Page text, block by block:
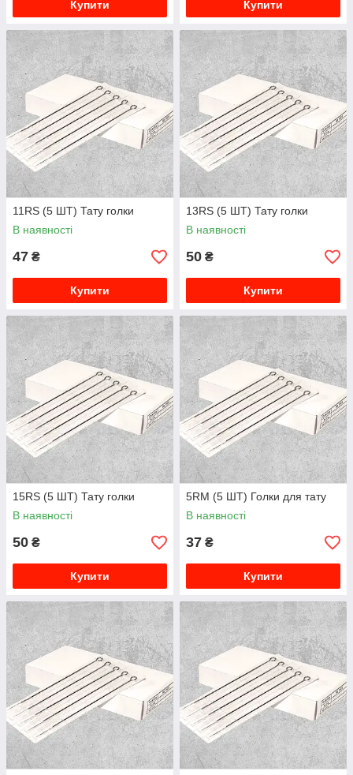
Купити Купити
11RS (5 ШТ) Тату голки
В наявності
47 ₴
Купити
13RS (5 ШТ) Тату голки
В наявності
50 ₴
Купити
15RS (5 ШТ) Тату голки
В наявності
50 ₴
Купити
5RM (5 ШТ) Голки для тату
В наявності
37 ₴
Купити